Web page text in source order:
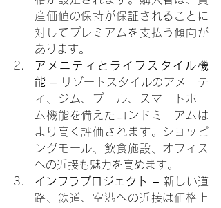
産価値の保持が保証されることに
対してプレミアムを支払う傾向が
あります。
アメニティとライフスタイル機
能 – リゾートスタイルのアメニテ
ィ、ジム、プール、スマートホー
ム機能を備えたコンドミニアムは
より高く評価されます。ショッピ
ングモール、飲食施設、オフィス
への近接も魅力を高めます。
インフラプロジェクト – 新しい道
路、鉄道、空港への近接は価格上